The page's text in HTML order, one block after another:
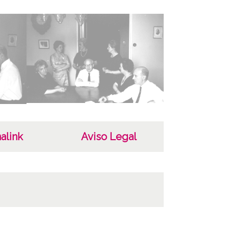
01484-01493
NP-001-004-013 a 22
de las imágenes
NC-SA 4.0
Aviso Legal